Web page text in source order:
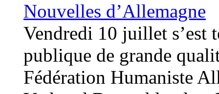
Nouvelles d’Allemagne
Vendredi 10 juillet s’est
publique de grande
Fédération Humaniste